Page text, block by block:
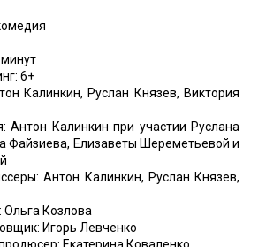
6+
Калинкин, Руслан Князев, Виктория
Антон Калинкин при участии Руслана
Файзиева, Елизаветы Шереметьевой и
Антон Калинкин, Руслан Князев,
Ольга Козлова
Игорь Левченко
Екатерина Коваленко